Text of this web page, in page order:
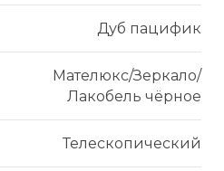
Дуб пацифик
Мателюкс/Зеркало/
Лакобель чёрное
Телескопический